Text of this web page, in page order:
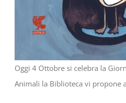
Oggi 4 Ottobre si celebra la
Animali la Biblioteca vi propone